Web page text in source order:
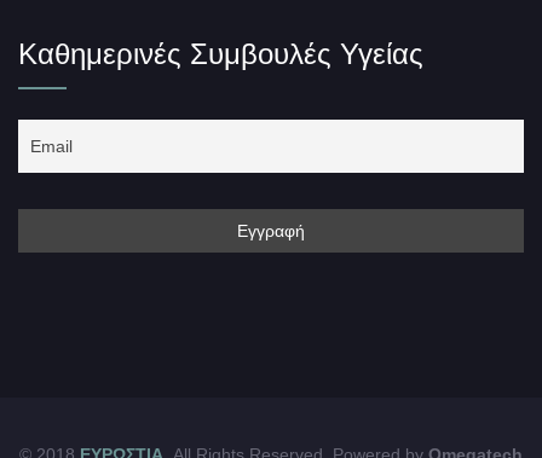
Καθημερινές Συμβουλές Υγείας